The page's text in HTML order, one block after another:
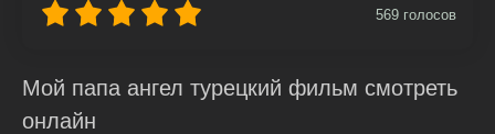
569 голосов
Мой папа ангел турецкий фильм смотреть
онлайн